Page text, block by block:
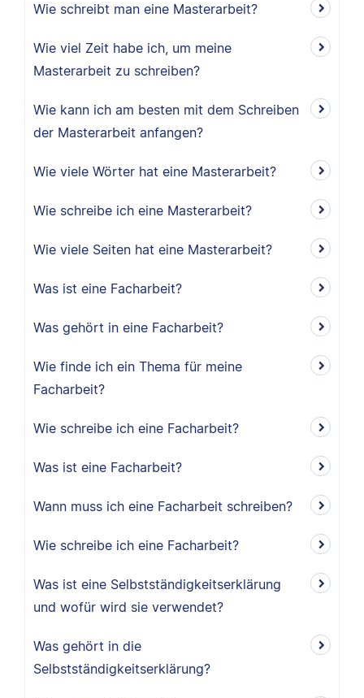
Wie schreibt man eine Masterarbeit?
Wie viel Zeit habe ich, um meine
Masterarbeit zu schreiben?
Wie kann ich am besten mit dem Schreiben
der Masterarbeit anfangen?
Wie viele Wörter hat eine Masterarbeit?
Wie schreibe ich eine Masterarbeit?
Wie viele Seiten hat eine Masterarbeit?
Was ist eine Facharbeit?
Was gehört in eine Facharbeit?
Wie finde ich ein Thema für meine
Facharbeit?
Wie schreibe ich eine Facharbeit?
Was ist eine Facharbeit?
Wann muss ich eine Facharbeit schreiben?
Wie schreibe ich eine Facharbeit?
Was ist eine Selbstständigkeitserklärung
und wofür wird sie verwendet?
Was gehört in die
Selbstständigkeitserklärung?